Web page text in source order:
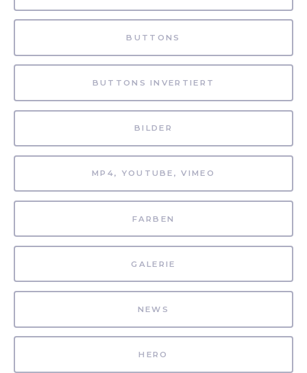
BUTTONS
BUTTONS INVERTIERT
BILDER
MP4, YOUTUBE, VIMEO
FARBEN
GALERIE
NEWS
HERO